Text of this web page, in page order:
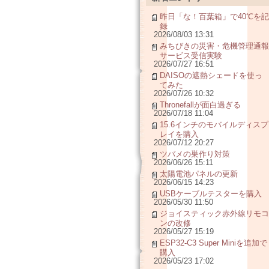
昨日「な！百葉箱」で40℃を記
録
2026/08/03 13:31
みちびきの災害・危機管理通報
サービス受信実験
2026/07/27 16:51
DAISOの遮熱シェードを使っ
てみた
2026/07/26 10:32
Thronefallが面白過ぎる
2026/07/18 11:04
15.6インチのモバイルディスプ
レイを購入
2026/07/12 20:27
ツバメの巣作り対策
2026/06/26 15:11
太陽電池パネルの更新
2026/06/15 14:23
USBケーブルテスターを購入
2026/05/30 11:50
ジョイスティック赤外線リモコ
ンの改修
2026/05/27 15:19
ESP32-C3 Super Miniを追加で
購入
2026/05/23 17:02